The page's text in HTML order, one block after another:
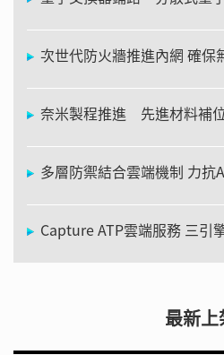
次世代防火牆推進內網 確保
奈米製程推進 先進材料補
多層防禦結合雲端機制 力抗
Capture ATP雲端服務 三引
最新上